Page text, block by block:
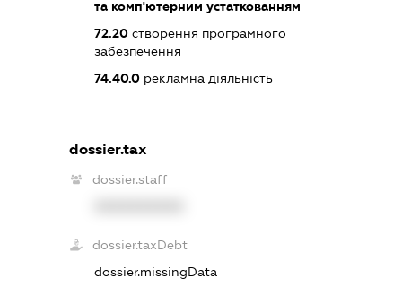
та комп'ютерним устаткованням
72.20створення програмного
забезпечення
74.40.0рекламна діяльність
dossier.tax
dossier.staff
dossier.taxDebt
dossier.missingData